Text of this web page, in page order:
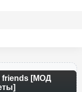
friends [МОД